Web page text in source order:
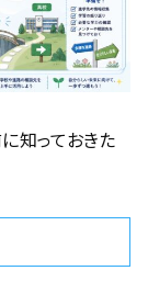
知っておきた